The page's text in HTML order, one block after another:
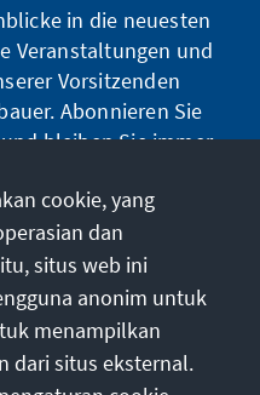
in die neuesten
Veranstaltungen und
Vorsitzenden
Abonnieren Sie
bleiben Sie immer
cookie, yang
dan
situs web ini
anonim untuk
menampilkan
dari situs eksternal.